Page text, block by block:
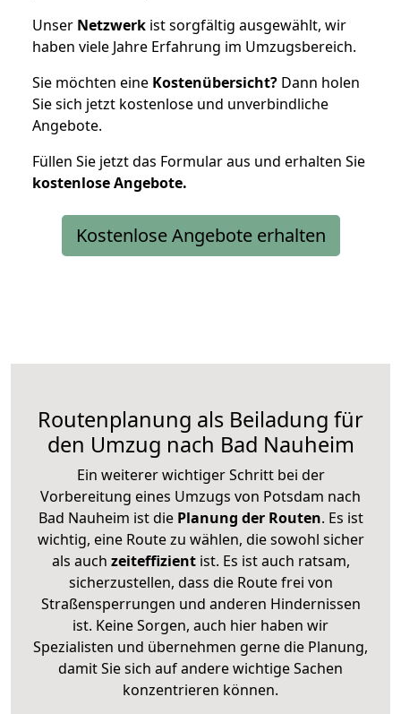
Unser Netzwerk ist sorgfältig ausgewählt, wir
haben viele Jahre Erfahrung im Umzugsbereich.
Sie möchten eine Kostenübersicht? Dann holen
Sie sich jetzt kostenlose und unverbindliche
Angebote.
Füllen Sie jetzt das Formular aus und erhalten Sie
kostenloseAngebote.
Kostenlose Angebote erhalten
Routenplanung als Beiladung für
den Umzug nach Bad Nauheim
Ein weiterer wichtiger Schritt bei der
Vorbereitung eines Umzugs von Potsdam nach
Bad Nauheim ist diePlanung der Routen. Es ist
wichtig, eine Route zu wählen, die sowohl sicher
als auch zeiteffizientist. Es ist auch ratsam,
sicherzustellen, dass die Route frei von
Straßensperrungen und anderen Hindernissen
ist. Keine Sorgen, auch hier haben wir
Spezialisten und übernehmen gerne die Planung,
damit Sie sich auf andere wichtige Sachen
konzentrieren können.